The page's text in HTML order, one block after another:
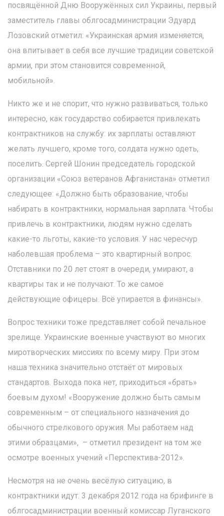
посвящённой Дню Вооружённых сил Украины, первый
заместитель главы облгосадминистрации Эдуард
Лозовский отметил: «Украинская армия изменяется,
она впитывает в себя все лучшие традиции советской
армии, при этом становится современной,
мобильной».
Никто же и не спорит, что нужно развиваться, только
интересно, как государство собирается привлекать
контрактников на службу: их зарплаты оставляют
желать лучшего, кроме того, солдата нужно одеть,
поселить. Сергей Шонин председатель городской
организации «Союз ветеранов Афганистана» отметил
следующее: «Должно быть образование, чтобы
набирать в контрактники, нормальная зарплата. Чтобы
привлечь в контрактники, людям нужно сделать
какие-то льготы, какие-то условия. У нас чересчур
наболевшая проблема – это квартирный вопрос.
Отставники по 20 лет стоят в очереди, умирают, а
квартиры так и не получают. То же самое
действующие офицеры. Всё упирается в финансы».
Вопрос техники тоже представляет собой печальное
зрелище. Украинские военные участвуют во многих
миротворческих миссиях по всему миру. При этом
наша техника значительно отстаёт от мировых
стандартов. Выхода пока нет, приходиться «брать»
боевым духом! «Вооружение должно быть самым
современным – от специального назначения до
обычного стрелкового оружия. Мы работаем над
этими образцами», – отметил президент на том же
осмотре военных учений «Перспектива-2012».
Несмотря на не очень весёлую ситуацию, в
контрактники идут. 3 декабря 2012 года на брифинге в
облгосадминистрации военный комиссар Луганского